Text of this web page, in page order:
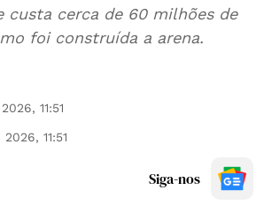
custa cerca de 60 milhões de
foi construída a arena.
11:51
11:51
Siga-nos